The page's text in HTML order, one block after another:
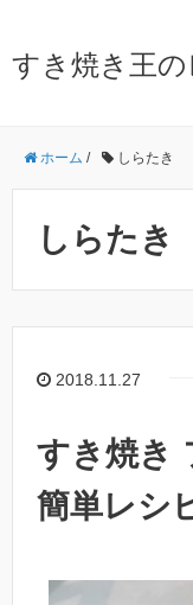
すき焼き王
ホーム / しらたき
しらたき
2018.11.27
すき焼き
簡単レシ